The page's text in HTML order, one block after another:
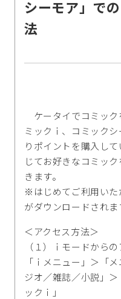
シーモア」で
法
ケータイでコミック
ミックｉ、コミック
りポイントを購入し
じてお好きなコミッ
きます。
※はじめてご利用いた
がダウンロードされま
＜アクセス方法＞
（１）ｉモードから
「ｉメニュー」＞「
ジオ／雑誌／小説」
ックｉ」